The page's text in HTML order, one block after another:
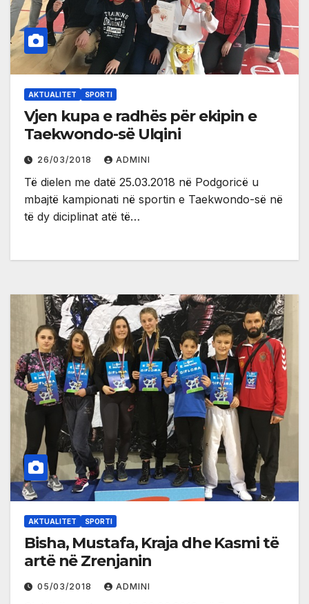
AKTUALITET SPORTI
Vjen kupa e radhës për ekipin e
Taekwondo-së Ulqini
26/03/2018 ADMINI
Të dielen me datë 25.03.2018 në Podgoricë u
mbajtë kampionati në sportin e Taekwondo-së në
të dy diciplinat atë të…
AKTUALITET SPORTI
Bisha, Mustafa, Kraja dhe Kasmi të
artë në Zrenjanin
05/03/2018 ADMINI